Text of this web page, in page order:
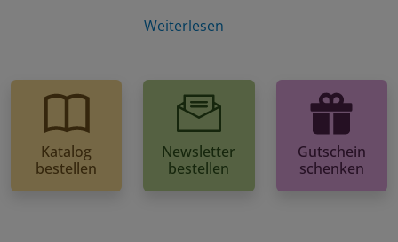
Weiterlesen
Katalog
bestellen
Newsletter
bestellen
Gutschein
schenken